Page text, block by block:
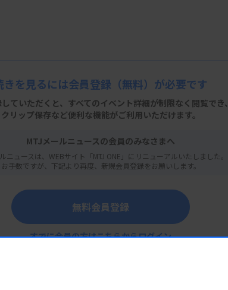
ンパス 3 号館 3 階 医学科講義室 2＋ LIVE配信
−４５
きを見るには会員登録 （無料）が必要です
ていただくと、すべてのイベント詳細が制限なく閲覧でき、
クリップ保存など便利な機能がご利用いただけます。
MTJメールニュースの会員のみなさまへ
ニュースは、WEBサイト「MTJ ONE」にリニューアルいたしました。
お手数ですが、下記より再度、新規会員登録をお願いします。
無料会員登録
すでに会員の方はこちらからログイン